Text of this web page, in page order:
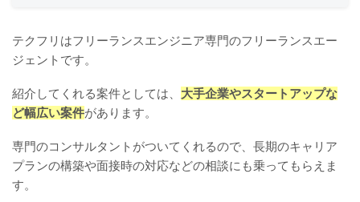
テクフリはフリーランスエンジニア専門のフリーランスエー
ジェントです。
紹介してくれる案件としては、 大手企業やスタートアップな
ど幅広い案件があります。
専門のコンサルタントがついてくれるので、長期のキャリア
プランの構築や面接時の対応などの相談にも乗ってもらえま
す。